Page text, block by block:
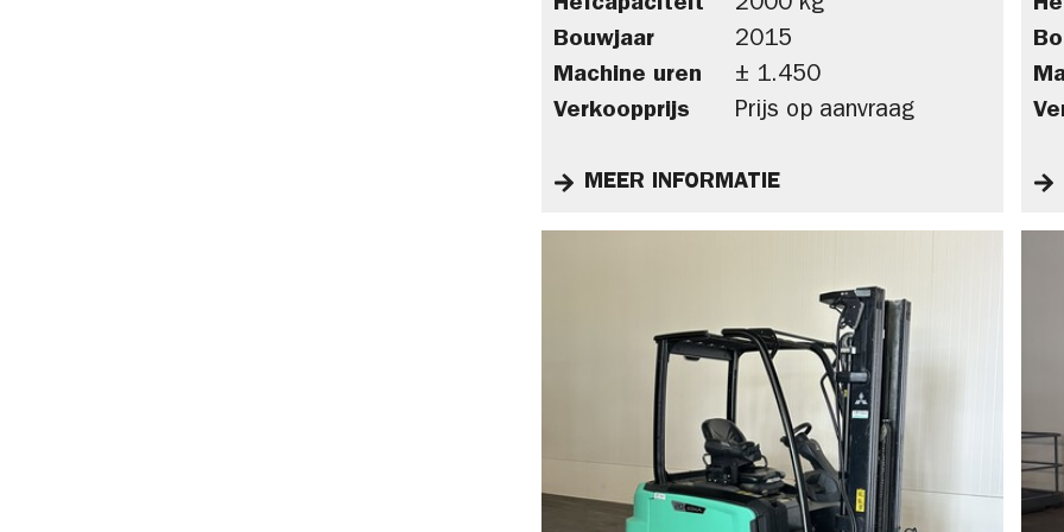
Hefcapaciteit
2000 kg
Bouwjaar
2015
Machine uren
± 1.450
Verkoopprijs
Prijs op aanvraag
MEER INFORMATIE